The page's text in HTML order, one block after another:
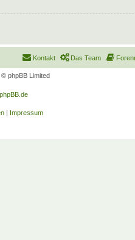
Das Team
Kontakt
phpBB Limited
phpBB.de
Impressum